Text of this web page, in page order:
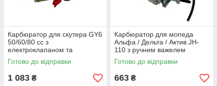
Карбюратор для скутера GY6
50/60/80 cc з
електроклапаном та
фільтром Fengrui
Готово до відправки
1 083 ₴
Карбюратор для мопеда
Альфа / Дельта / Актив JH-
110 з ручним важелем
збагачувача (Choke)
Готово до відправки
663 ₴